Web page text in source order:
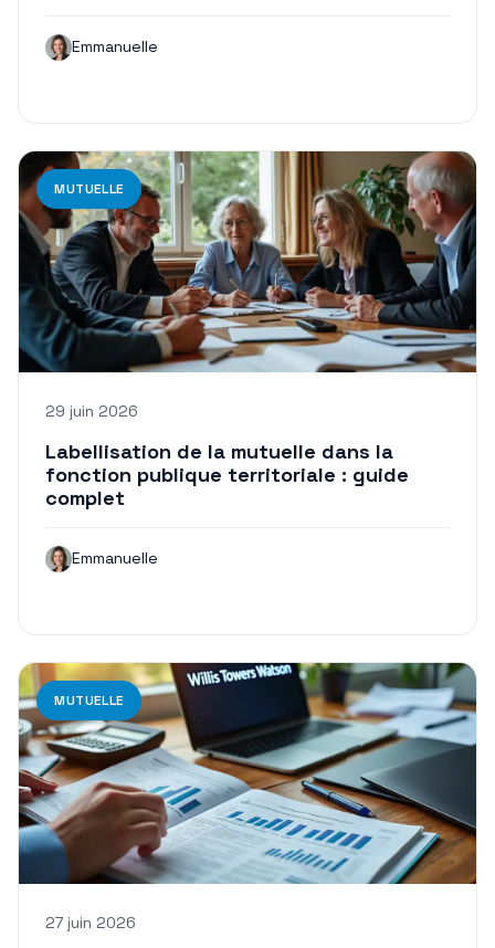
Emmanuelle
MUTUELLE
29 juin 2026
Labellisation de la mutuelle dans la
fonction publique territoriale : guide
complet
Emmanuelle
MUTUELLE
27 juin 2026